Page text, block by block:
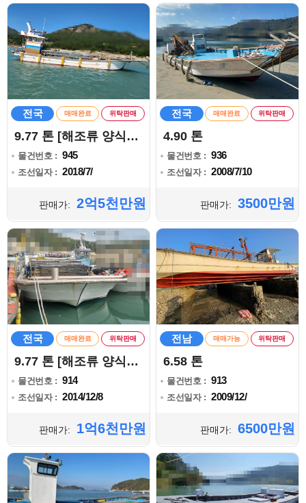
전국 매매완료 위탁판매
9.77 톤 [해조류 양식어업]
물건번호 : 945
조선일자 : 2018/7/
판매가: 2억5천만원
전국 매매완료 위탁판매
4.90 톤
물건번호 : 936
조선일자 : 2008/7/10
판매가: 3500만원
전국 매매완료 위탁판매
9.77 톤 [해조류 양식어업]
물건번호 : 914
조선일자 : 2014/12/8
판매가: 1억6천만원
전남 매매가능 위탁판매
6.58 톤
물건번호 : 913
조선일자 : 2009/12/
판매가: 6500만원